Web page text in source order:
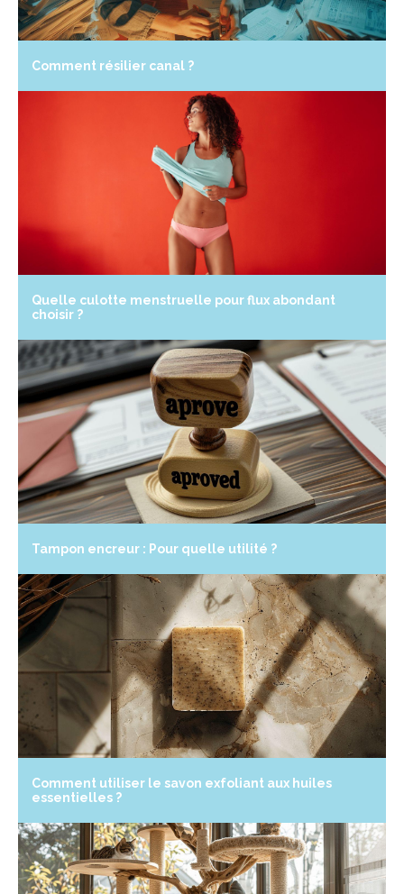
Comment résilier canal ?
Quelle culotte menstruelle pour flux abondant
choisir ?
Tampon encreur : Pour quelle utilité ?
Comment utiliser le savon exfoliant aux huiles
essentielles ?